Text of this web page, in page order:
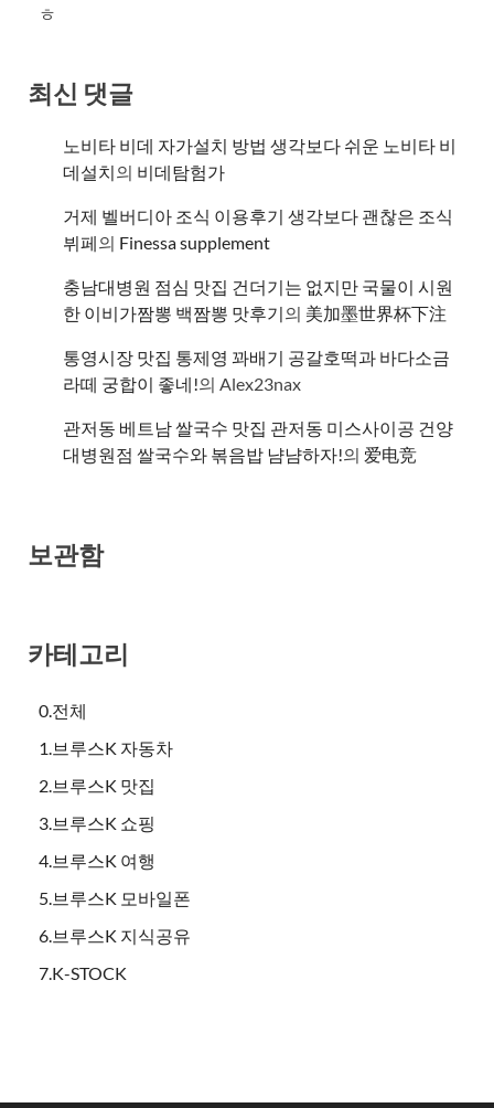
ㅎ
최신 댓글
노비타 비데 자가설치 방법 생각보다 쉬운 노비타 비
데설치의 비데탐험가
거제 벨버디아 조식 이용후기 생각보다 괜찮은 조식
뷔페의 ​Finessa supplement
충남대병원 점심 맛집 건더기는 없지만 국물이 시원
한 이비가짬뽕 백짬뽕 맛후기의 美加墨世界杯下注
통영시장 맛집 통제영 꽈배기 공갈호떡과 바다소금
라떼 궁합이 좋네!의 Alex23nax
관저동 베트남 쌀국수 맛집 관저동 미스사이공 건양
대병원점 쌀국수와 볶음밥 냠냠하자!의 爱电竞
보관함
카테고리
0.전체
1.브루스K 자동차
2.브루스K 맛집
3.브루스K 쇼핑
4.브루스K 여행
5.브루스K 모바일폰
6.브루스K 지식공유
7.K-STOCK